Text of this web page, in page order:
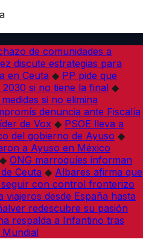
de comunidades a
discute estrategias para
en Ceuta ◆ PP pide que
si no tiene la final ◆
si no elimina
denuncia ante Fiscalía
de Vox ◆ PSOE lleva a
del gobierno de Ayuso ◆
a Ayuso en México
◆ ONG marroquíes informan
Ceuta ◆ Albares afirma que
con control fronterizo
desde España hasta
redescubre su pasión
respalda a Infantino tras